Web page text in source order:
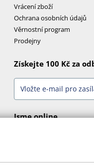
Vrácení zboží
Ochrana osobních údajů
Věrnostní program
Prodejny
Získejte 100 Kč za
Jsme online